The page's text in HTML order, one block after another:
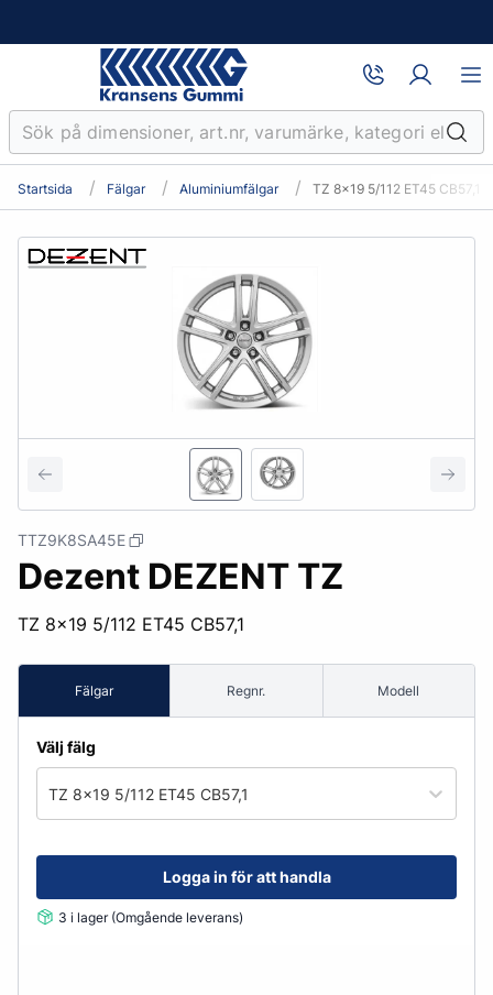
Startsida Fälgar Aluminiumfälgar TZ 8x19 5/112 ET45 CB57,1
TTZ9K8SA45E
Dezent DEZENT TZ
TZ 8x19 5/112 ET45 CB57,1
Fälgar Regnr. Modell
Välj fälg
TZ 8x19 5/112 ET45 CB57,1
Logga in för att handla
3 i lager (Omgående leverans)